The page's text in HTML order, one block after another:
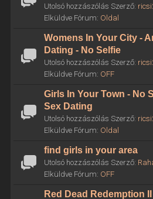
Utolsó hozzászólás Szerző:
Elküldve Fórum: Oldal
Womens In Your City -
Dating - No Selfie
Utolsó hozzászólás Szerző:
Elküldve Fórum: OFF
Girls In Your Town - No
Sex Dating
Utolsó hozzászólás Szerző:
Elküldve Fórum: Oldal
find girls in your area
Utolsó hozzászólás Szerző:
Elküldve Fórum: OFF
Red Dead Redemption